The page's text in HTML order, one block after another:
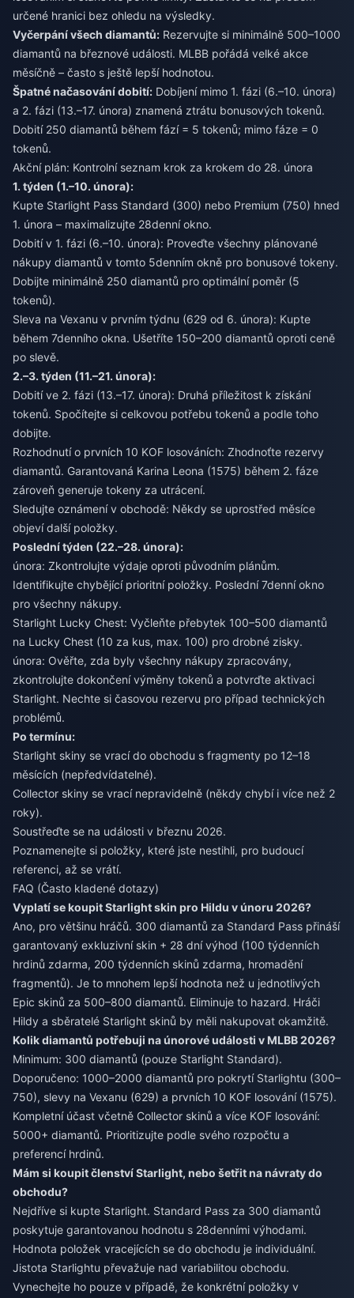
určené hranici bez ohledu na výsledky.
Vyčerpání všech diamantů: Rezervujte si minimálně 500–1000
diamantů na březnové události. MLBB pořádá velké akce
měsíčně – často s ještě lepší hodnotou.
Špatné načasování dobití: Dobíjení mimo 1. fázi (6.–10. února)
a 2. fázi (13.–17. února) znamená ztrátu bonusových tokenů.
Dobití 250 diamantů během fází = 5 tokenů; mimo fáze = 0
tokenů.
Akční plán: Kontrolní seznam krok za krokem do 28. února
1. týden (1.–10. února):
Kupte Starlight Pass Standard (300) nebo Premium (750) hned
1. února – maximalizujte 28denní okno.
Dobití v 1. fázi (6.–10. února): Proveďte všechny plánované
nákupy diamantů v tomto 5denním okně pro bonusové tokeny.
Dobijte minimálně 250 diamantů pro optimální poměr (5
tokenů).
Sleva na Vexanu v prvním týdnu (629 od 6. února): Kupte
během 7denního okna. Ušetříte 150–200 diamantů oproti ceně
po slevě.
2.–3. týden (11.–21. února):
Dobití ve 2. fázi (13.–17. února): Druhá příležitost k získání
tokenů. Spočítejte si celkovou potřebu tokenů a podle toho
dobijte.
Rozhodnutí o prvních 10 KOF losováních: Zhodnoťte rezervy
diamantů. Garantovaná Karina Leona (1575) během 2. fáze
zároveň generuje tokeny za utrácení.
Sledujte oznámení v obchodě: Někdy se uprostřed měsíce
objeví další položky.
Poslední týden (22.–28. února):
února: Zkontrolujte výdaje oproti původním plánům.
Identifikujte chybějící prioritní položky. Poslední 7denní okno
pro všechny nákupy.
Starlight Lucky Chest: Vyčleňte přebytek 100–500 diamantů
na Lucky Chest (10 za kus, max. 100) pro drobné zisky.
února: Ověřte, zda byly všechny nákupy zpracovány,
zkontrolujte dokončení výměny tokenů a potvrďte aktivaci
Starlight. Nechte si časovou rezervu pro případ technických
problémů.
Po termínu:
Starlight skiny se vrací do obchodu s fragmenty po 12–18
měsících (nepředvídatelné).
Collector skiny se vrací nepravidelně (někdy chybí i více než 2
roky).
Soustřeďte se na události v březnu 2026.
Poznamenejte si položky, které jste nestihli, pro budoucí
referenci, až se vrátí.
FAQ (Často kladené dotazy)
Vyplatí se koupit Starlight skin pro Hildu v únoru 2026?
Ano, pro většinu hráčů. 300 diamantů za Standard Pass přináší
garantovaný exkluzivní skin + 28 dní výhod (100 týdenních
hrdinů zdarma, 200 týdenních skinů zdarma, hromadění
fragmentů). Je to mnohem lepší hodnota než u jednotlivých
Epic skinů za 500–800 diamantů. Eliminuje to hazard. Hráči
Hildy a sběratelé Starlight skinů by měli nakupovat okamžitě.
Kolik diamantů potřebuji na únorové události v MLBB 2026?
Minimum: 300 diamantů (pouze Starlight Standard).
Doporučeno: 1000–2000 diamantů pro pokrytí Starlightu (300–
750), slevy na Vexanu (629) a prvních 10 KOF losování (1575).
Kompletní účast včetně Collector skinů a více KOF losování:
5000+ diamantů. Prioritizujte podle svého rozpočtu a
preferencí hrdinů.
Mám si koupit členství Starlight, nebo šetřit na návraty do
obchodu?
Nejdříve si kupte Starlight. Standard Pass za 300 diamantů
poskytuje garantovanou hodnotu s 28denními výhodami.
Hodnota položek vracejících se do obchodu je individuální.
Jistota Starlightu převažuje nad variabilitou obchodu.
Vynechejte ho pouze v případě, že konkrétní položky v